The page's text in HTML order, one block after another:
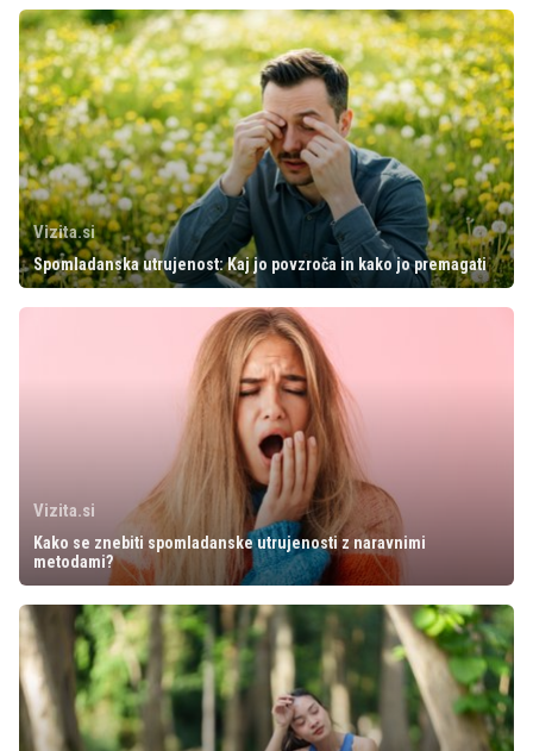
Vizita.si
Spomladanska utrujenost: Kaj jo povzroča in kako jo premagati
Vizita.si
Kako se znebiti spomladanske utrujenosti z naravnimi
metodami?